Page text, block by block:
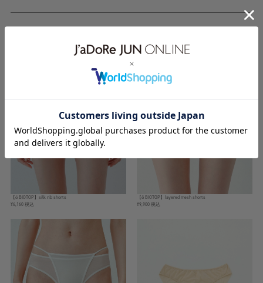
【ё BIOTOP】silk rib shorts
¥6,160 税込
【ё BIOTOP】layered mesh shorts
¥9,900 税込